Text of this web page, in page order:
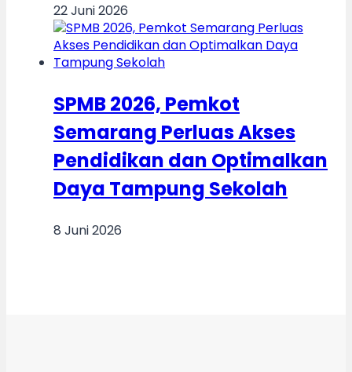
22 Juni 2026
SPMB 2026, Pemkot
Semarang Perluas Akses
Pendidikan dan Optimalkan
Daya Tampung Sekolah
8 Juni 2026